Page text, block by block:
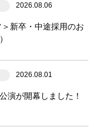
2026.08.06
新卒・中途採用のお
2026.08.01
演が開幕しました！